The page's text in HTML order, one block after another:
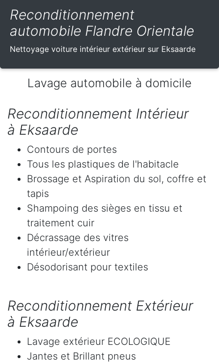
Reconditionnement
automobile Flandre Orientale
Nettoyage voiture intérieur extérieur sur Eksaarde
Lavage automobile à domicile
Reconditionnement Intérieur
à Eksaarde
Contours de portes
Tous les plastiques de l'habitacle
Brossage et Aspiration du sol, coffre et
tapis
Shampoing des sièges en tissu et
traitement cuir
Décrassage des vitres
intérieur/extérieur
Désodorisant pour textiles
Reconditionnement Extérieur
à Eksaarde
Lavage extérieur ECOLOGIQUE
Jantes et Brillant pneus